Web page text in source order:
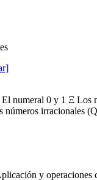
numeral 0 y 1 Ξ Los
números irracionales
y